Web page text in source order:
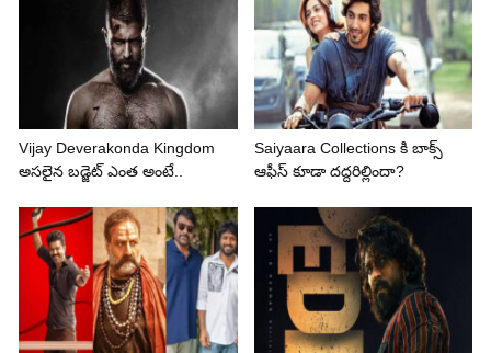
Vijay Deverakonda Kingdom
అసలైన బడ్జెట్ ఎంత అంటే..
Saiyaara Collections కి బాక్స్
ఆఫీస్ కూడా దద్దరిల్లిందా?